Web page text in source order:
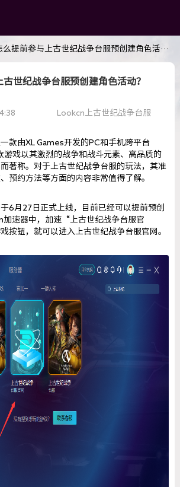
么提前参与上古世纪战争台服预创建角色活动？
世纪战争台服预创建角色活动？
Lookcn上古世纪战争台服
款由XL Games开发的PC和手机跨平台
游戏以其激烈的战争和战斗元素、高品质的
著称。对于上古世纪战争台服的玩法，其准
预约方法等方面的内容非常值得了解。
6月27日正式上线，目前已经可以提前预创
加速器中，加速“上古世纪战争台服官
按钮，就可以进入上古世纪战争台服官网。